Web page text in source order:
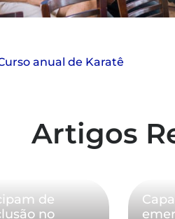
anual de Karatê
Artigos
de
no